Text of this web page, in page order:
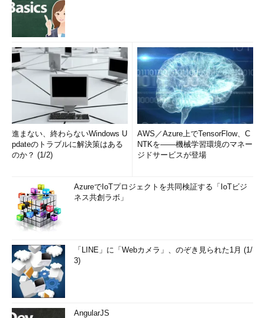
進まない、終わらないWindows U
pdateのトラブルに解決策はある
のか？ (1/2)
AWS／Azure上でTensorFlow、C
NTKを――機械学習環境のマネー
ジドサービスが登場
AzureでIoTプロジェクトを共同検証する「IoTビジ
ネス共創ラボ」
「LINE」に「Webカメラ」、のぞき見られた1月 (1/
3)
AngularJS